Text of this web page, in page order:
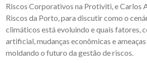
Riscos Corporativos na Protiviti, e Carlos
Riscos da Porto, para discutir como o
climáticos está evoluindo e quais fatores,
artificial, mudanças econômicas e
moldando o futuro da gestão de riscos.